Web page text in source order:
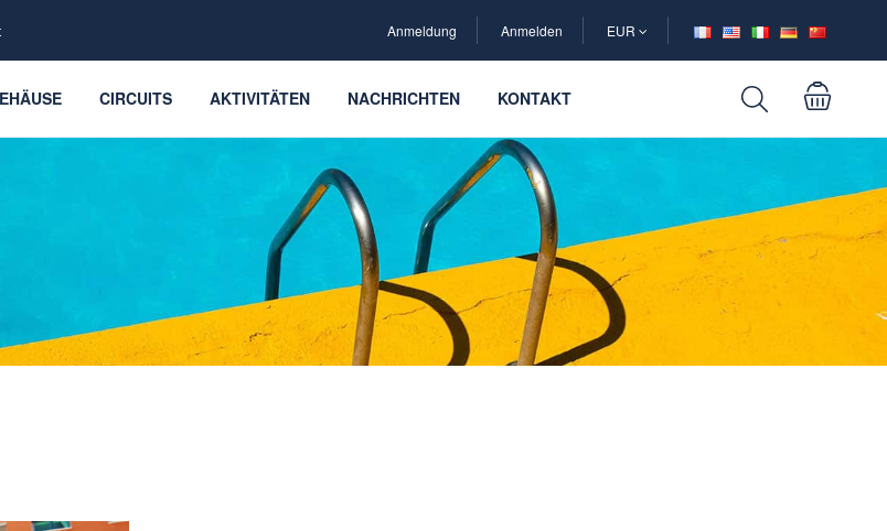
Anmeldung Anmelden EUR
CIRCUITS AKTIVITÄTEN NACHRICHTEN KONTAKT